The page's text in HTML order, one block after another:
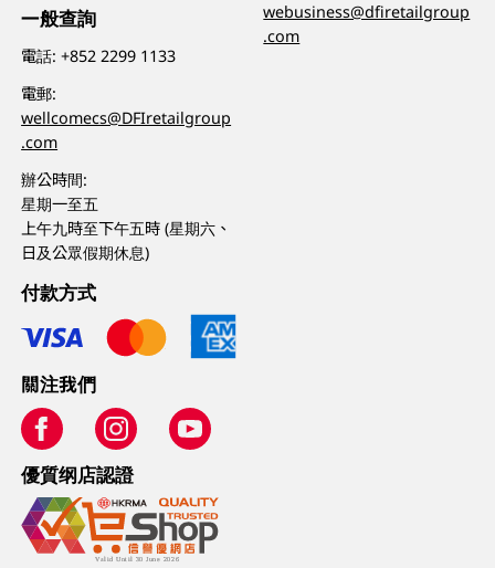
一般查詢
電話:+852 2299 1133
電郵:
wellcomecs@DFIretailgroup
.com
辦公時間:
星期一至五
上午九時至下午五時 (星期六、
日及公眾假期休息)
webusiness@dfiretailgroup
.com
付款方式
關注我們
優質纲店認證